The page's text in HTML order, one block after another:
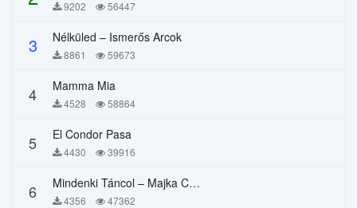
9202 56447
3 Nélküled – Ismerős Arcok
8861 59673
4 Mamma Mia
4528 58864
5 El Condor Pasa
4430 39916
6 Mindenki Táncol – Majka Curtis, Péter Majoros
4356 47362